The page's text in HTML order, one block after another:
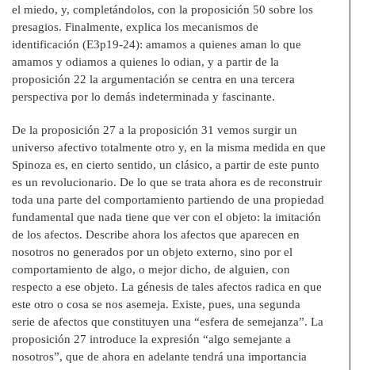
el miedo, y, completándolos, con la proposición 50 sobre los
presagios. Finalmente, explica los mecanismos de
identificación (E3p19-24): amamos a quienes aman lo que
amamos y odiamos a quienes lo odian, y a partir de la
proposición 22 la argumentación se centra en una tercera
perspectiva por lo demás indeterminada y fascinante.
De la proposición 27 a la proposición 31 vemos surgir un
universo afectivo totalmente otro y, en la misma medida en que
Spinoza es, en cierto sentido, un clásico, a partir de este punto
es un revolucionario. De lo que se trata ahora es de reconstruir
toda una parte del comportamiento partiendo de una propiedad
fundamental que nada tiene que ver con el objeto: la imitación
de los afectos. Describe ahora los afectos que aparecen en
nosotros no generados por un objeto externo, sino por el
comportamiento de algo, o mejor dicho, de alguien, con
respecto a ese objeto. La génesis de tales afectos radica en que
este otro o cosa se nos asemeja. Existe, pues, una segunda
serie de afectos que constituyen una “esfera de semejanza”. La
proposición 27 introduce la expresión “algo semejante a
nosotros”, que de ahora en adelante tendrá una importancia